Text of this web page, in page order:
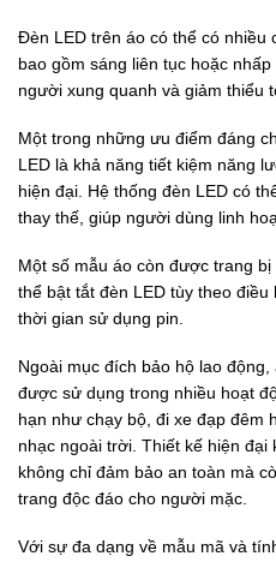
Đèn LED trên áo có thể có nhiều
bao gồm sáng liên tục hoặc
người xung quanh và giảm thiểu
Một trong những ưu điểm đáng
LED là khả năng tiết kiệm năng
hiện đại. Hệ thống đèn LED có
thay thế, giúp người dùng linh
Một số mẫu áo còn được trang
thể bật tắt đèn LED tùy theo
thời gian sử dụng pin.
Ngoài mục đích bảo hộ lao
được sử dụng trong nhiều hoạt
hạn như chạy bộ, đi xe đạp đêm
nhạc ngoài trời. Thiết kế hiện đại
không chỉ đảm bảo an toàn mà
trang độc đáo cho người mặc.
Với sự đa dạng về mẫu mã và